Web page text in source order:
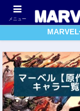
アベンジャーズ
メニュー